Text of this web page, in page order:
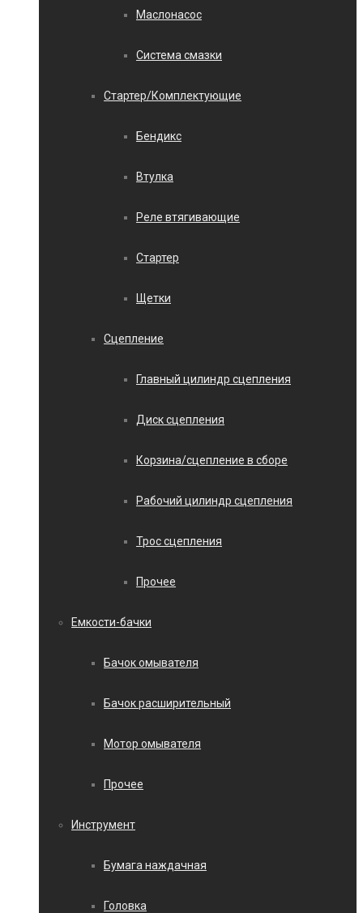
Маслонасос
Система смазки
Стартер/Комплектующие
Бендикс
Втулка
Реле втягивающие
Стартер
Щетки
Сцепление
Главный цилиндр сцепления
Диск сцепления
Корзина/сцепление в сборе
Рабочий цилиндр сцепления
Трос сцепления
Прочее
Емкости-бачки
Бачок омывателя
Бачок расширительный
Мотор омывателя
Прочее
Инструмент
Бумага наждачная
Головка